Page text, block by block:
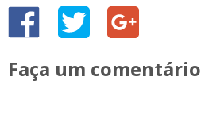
Faça um comentário